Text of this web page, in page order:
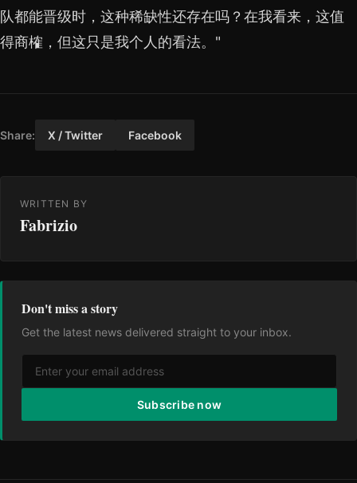
队都能晋级时，这种稀缺性还存在吗？在我看来，这值
得商榷，但这只是我个人的看法。"
Share: X / Twitter Facebook
WRITTEN BY
Fabrizio
Don't miss a story
Get the latest news delivered straight to your inbox.
Subscribe now